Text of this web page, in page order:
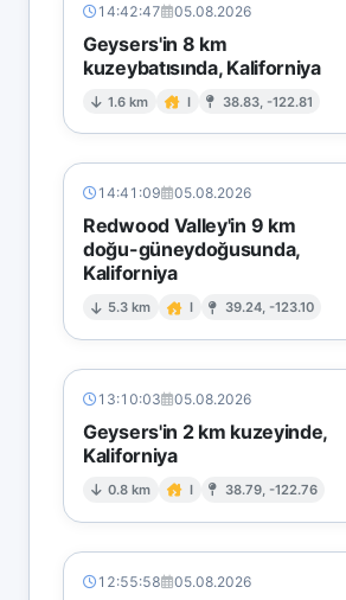
14:42:47 05.08.2026
Geysers'in 8 km
kuzeybatısında, Kaliforniya
1.6 km I 38.83, -122.81
14:41:09 05.08.2026
Redwood Valley'in 9 km
doğu-güneydoğusunda,
Kaliforniya
5.3 km I 39.24, -123.10
13:10:03 05.08.2026
Geysers'in 2 km kuzeyinde,
Kaliforniya
0.8 km I 38.79, -122.76
12:55:58 05.08.2026